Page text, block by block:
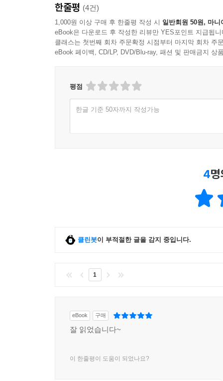
한줄평 (4건)
1,000원 이상 구매 후 한줄평 작성 시 일반회원 50원, 마니
eBook은 다운로드 후 작성한 리뷰만 YES포인트 지급됩니
클래스는 첫번째 회차 주문확정 시점부터 마지막 회차 주
eBook 페이백, CD/LP, DVD/Blu-ray, 패션 및 판매금지 상
평점
한글 기준 50자까지 작성가능
4
클린봇이 부적절한 글을 감지 중입니다.
1
eBook 구매
잘 읽었습니다~
이 한줄평이 도움이 되었나요?